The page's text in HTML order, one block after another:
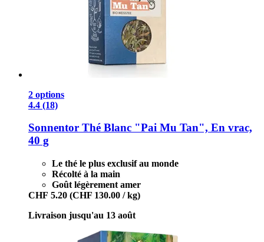
2 options
4.4 (18)
Sonnentor Thé Blanc "Pai Mu Tan", En vrac,
40 g
Le thé le plus exclusif au monde
Récolté à la main
Goût légèrement amer
CHF 5.20 (CHF 130.00 / kg)
Livraison jusqu'au 13 août